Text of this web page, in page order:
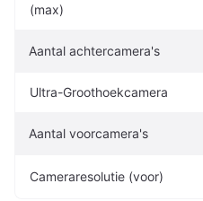
(max)
Aantal achtercamera's
Ultra-Groothoekcamera
Aantal voorcamera's
Cameraresolutie (voor)